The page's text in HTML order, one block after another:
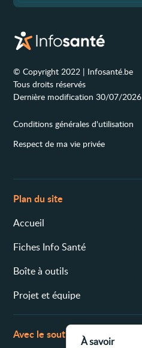
© Copyright 2022 | Infosanté.be
Tous droits réservés
Dernière modification 30/07/2026
Conditions générales d'utilisation
Respect de ma vie privée
Plan du site
Accueil
Fiches Info Santé
Boîte à outils
Projet et équipe
Avec le soutien de
À savoir